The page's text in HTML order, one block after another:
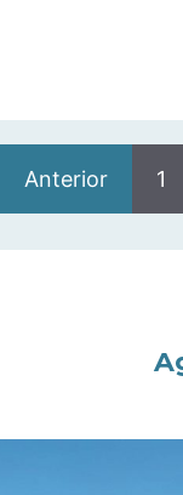
Anterior 1